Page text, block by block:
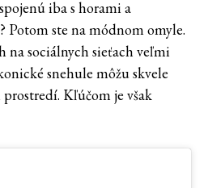
iba s horami a
Potom ste na módnom omyle.
na sociálnych sieťach veľmi
snehule môžu skvele
Kľúčom je však